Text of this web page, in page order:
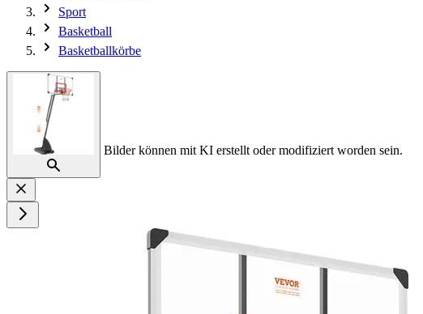
Sport
Basketball
Basketballkörbe
Bilder können mit KI erstellt oder modifiziert worden sein.